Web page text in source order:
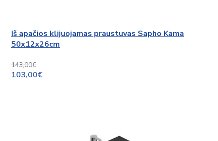
Iš apačios klijuojamas praustuvas Sapho Kama
50x12x26cm
143,00€
103,00€